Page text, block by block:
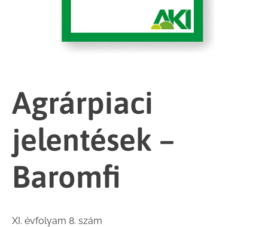
Agrárpiaci
jelentések –
Baromfi
XI. évfolyam 8. szám